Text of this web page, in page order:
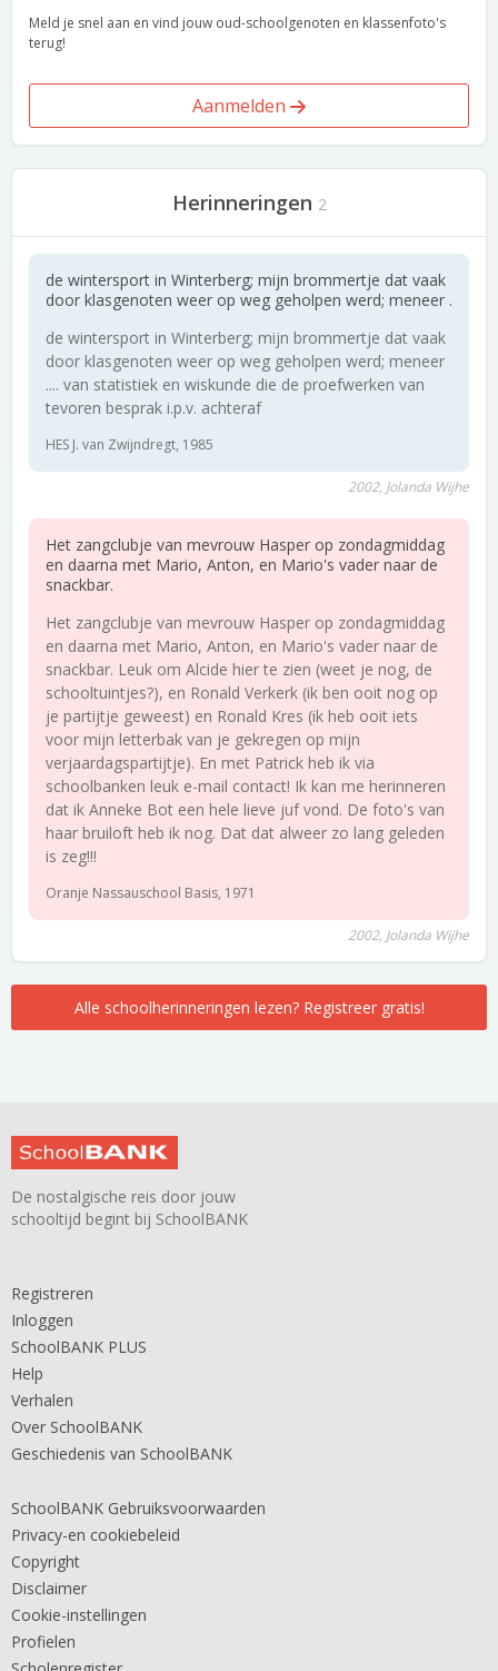
Meld je snel aan en vind jouw oud-schoolgenoten en klassenfoto's
terug!
Aanmelden
Herinneringen 2
de wintersport in Winterberg; mijn brommertje dat vaak
door klasgenoten weer op weg geholpen werd; meneer .
de wintersport in Winterberg; mijn brommertje dat vaak
door klasgenoten weer op weg geholpen werd; meneer
.... van statistiek en wiskunde die de proefwerken van
tevoren besprak i.p.v. achteraf
HES J. van Zwijndregt, 1985
2002, Jolanda Wijhe
Het zangclubje van mevrouw Hasper op zondagmiddag
en daarna met Mario, Anton, en Mario's vader naar de
snackbar.
Het zangclubje van mevrouw Hasper op zondagmiddag
en daarna met Mario, Anton, en Mario's vader naar de
snackbar. Leuk om Alcide hier te zien (weet je nog, de
schooltuintjes?), en Ronald Verkerk (ik ben ooit nog op
je partijtje geweest) en Ronald Kres (ik heb ooit iets
voor mijn letterbak van je gekregen op mijn
verjaardagspartijtje). En met Patrick heb ik via
schoolbanken leuk e-mail contact! Ik kan me herinneren
dat ik Anneke Bot een hele lieve juf vond. De foto's van
haar bruiloft heb ik nog. Dat dat alweer zo lang geleden
is zeg!!!
Oranje Nassauschool Basis, 1971
2002, Jolanda Wijhe
Alle schoolherinneringen lezen? Registreer gratis!
De nostalgische reis door jouw
schooltijd begint bij SchoolBANK
Registreren
Inloggen
SchoolBANK PLUS
Help
Verhalen
Over SchoolBANK
Geschiedenis van SchoolBANK
SchoolBANK Gebruiksvoorwaarden
Privacy-en cookiebeleid
Copyright
Disclaimer
Cookie-instellingen
Profielen